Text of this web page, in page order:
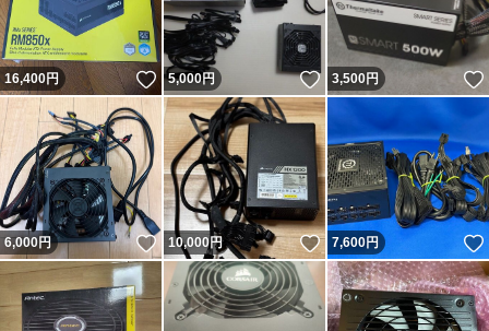
16,400円 いいね！
5,000円 いいね！
3,500円
6,000円 いいね！
10,000円 いいね！
7,600円